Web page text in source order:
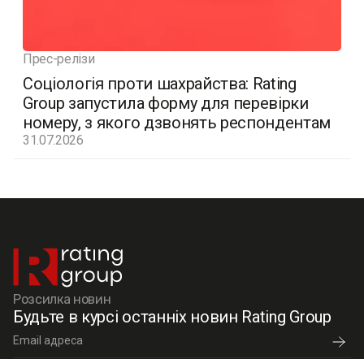
Прес-релізи
Соціологія проти шахрайства: Rating
Group запустила форму для перевірки
номеру, з якого дзвонять респондентам
31.07.2026
Розсилка новин
Будьте в курсі останніх новин Rating Group